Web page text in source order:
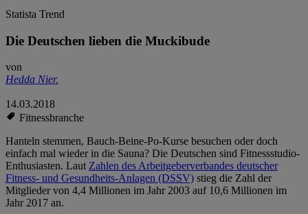
Statista Trend
Die Deutschen lieben die Muckibude
von
Hedda Nier,
14.03.2018
Fitnessbranche
Hanteln stemmen, Bauch-Beine-Po-Kurse besuchen oder doch
einfach mal wieder in die Sauna? Die Deutschen sind Fitnessstudio-
Enthusiasten. LautZahlen des Arbeitgeberverbandes deutscher
Fitness- und Gesundheits-Anlagen (DSSV) stieg die Zahl der
Mitglieder von 4,4 Millionen im Jahr 2003 auf 10,6 Millionen im
Jahr 2017 an.